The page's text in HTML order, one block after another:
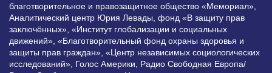
благотворительное и правозащитное общество «Мемориал»,
Аналитический центр Юрия Левады, фонд «В защиту прав
заключённых», «Институт глобализации и социальных
движений», «Благотворительный фонд охраны здоровья и
защиты прав граждан», «Центр независимых социологических
исследований», Голос Америки, Радио Свободная Европа/